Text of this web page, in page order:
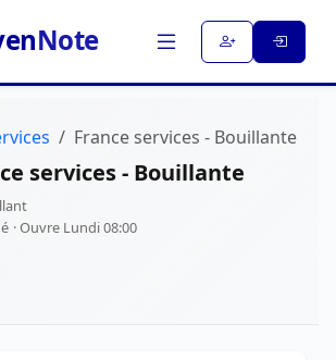
France services - Bouillante
services - Bouillante
· Ouvre Lundi 08:00